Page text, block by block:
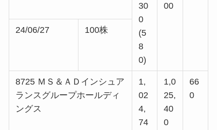
30
0
(5
8
0)
00
24/06/27 100株
8725 ＭＳ＆ＡＤインシュア
ランスグループホールディ
ングス
1,
02
4,
74
1,0
25,
40
0
66
0